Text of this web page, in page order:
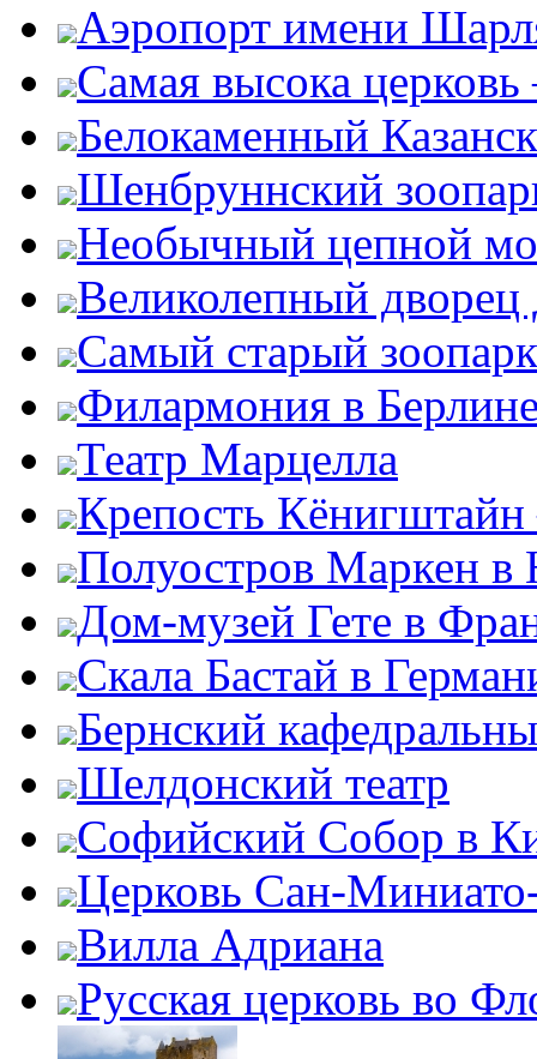
Аэропорт имени
Самая высока
Белокаменный
Шенбруннский
Необычный цепной
Великолепный дворец
Самый старый
Филармония в
Театр Марцелла
Крепость Кёнигштайн
Полуостров Маркен в
Дом-музей Гете в
Скала Бастай в
Бернский
Шелдонский театр
Софийский Собор в
Церковь Сан-
Вилла Адриана
Русская церковь во